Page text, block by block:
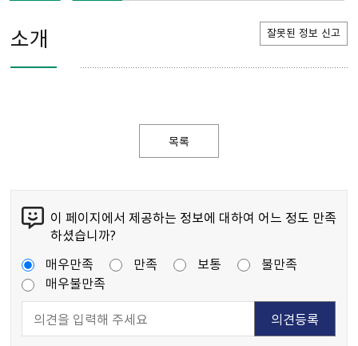
소개 잘못된 정보 신고
목록
이 페이지에서 제공하는 정보에 대하여 어느 정도 만족
하셨습니까?
매우만족
만족 보통
불만족
매우불만족